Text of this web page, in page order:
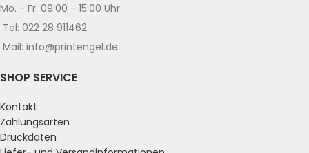
Mo. - Fr. 09:00 - 15:00 Uhr
Tel: 022 28 911462
Mail: info@printengel.de
SHOP SERVICE
Kontakt
Zahlungsarten
Druckdaten